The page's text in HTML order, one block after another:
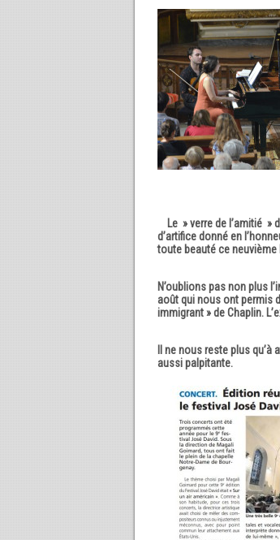
Le » verre de l’amitié »
d’artifice donné en
toute beauté ce
N’oublions pas non plus
août qui nous ont permis
immigrant » de Chaplin.
Il ne nous reste plus
aussi palpitante.